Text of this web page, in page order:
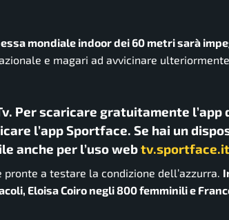
mondiale indoor dei 60 metri sarà
e magari ad avvicinare
Per scaricare gratuitamente l’app
l’app Sportface. Se hai un
anche per l’uso webtv.sportface.it
a testare la condizione dell’azzurra.
Eloisa Coiro negli 800 femminili e